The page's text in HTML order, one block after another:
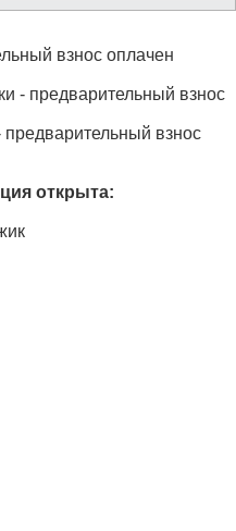
взнос оплачен
- предварительный взнос
взнос
открыта: